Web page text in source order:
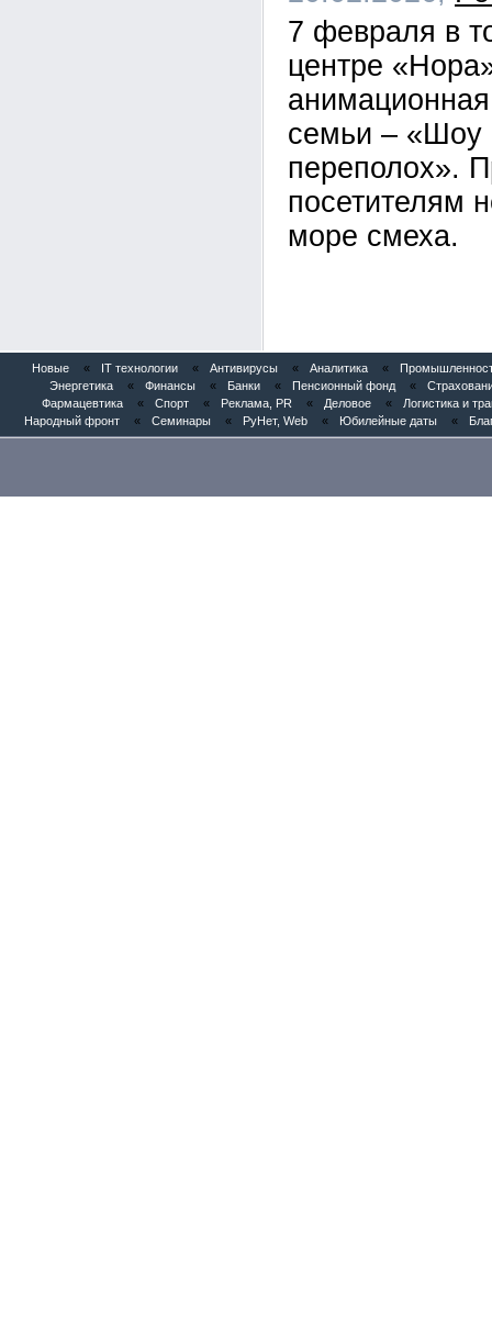
7 февраля в
центре
семьи – «Шоу
переполох».
посетителям
море смеха.
Новые « IT технологии « Антивирусы « Аналитика «
Энергетика
« Финансы « Банки « Пенсионный фонд «
Фармацевтика
« Спорт « Реклама, PR « Деловое «
Логистика и
Народный фронт
« Семинары « РуНет, Web « Юбилейные даты «